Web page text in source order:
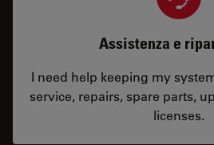
Assistenza e
I need help keeping my
service, repairs, spare parts,
licenses.